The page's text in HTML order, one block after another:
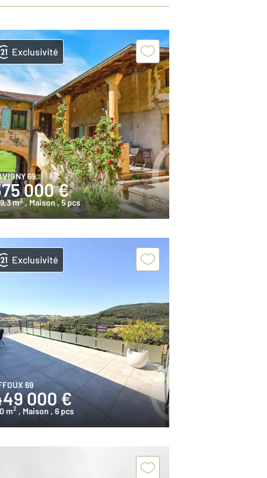
Exclusivité
69
000 €
m2 , Maison, 5 pcs
Exclusivité
69
000 €
m2 , Maison , 6 pcs